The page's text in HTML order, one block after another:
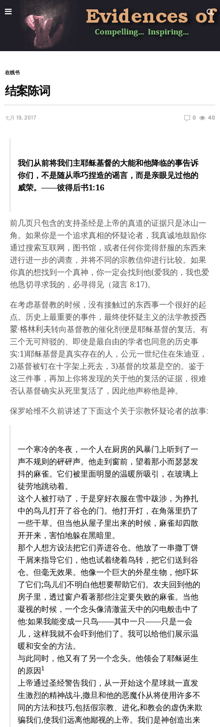
在线书
结案陈词
七月 19, 2017 0 40
我们从前将我们主耶稣基督的大能和他降临的事告诉
你们，不是随从乖巧捏造的谣言，而是亲眼见过他的
威荣。——彼得后书1:16
前几页只包含的支持圣经是上帝的真道的证据只是冰山一
角。如果你是一个追求真相的怀疑论者，我真诚地鼓励你
通过搜索互联网，图书馆，或者任何你觉得舒服的东西来
进行进一步的调查，并将不同的宗教信仰进行比较。如果
你真的想找到一个真神，你一定会找到他(爱我的，我也爱
他恳切寻求我的，必寻得见（箴言 8:17)。
在考虑基督教的时候，没有接触过的东西事一个很好的起
点。历史上最重要的事件，最终使怀疑主义的法学教授西
蒙·格林利夫转向基督教的催化剂便是耶稣基督的复活。有
三个无可辩驳的、即使是最自由的学者也同意的历史事
实:1)耶稣基督是真实存在的人，公元一世纪住在朱迪亚，
2)基督被钉在十字架上死去，3)基督的坟墓是空的。鉴于
这三件事，再加上你将发现的关于他的复活的证据，很难
否认基督确实从死里复活了，因此他声称他是神。
保罗哈维不久前讲述了下面这个关于宗教怀疑论者的故事:
一个寒冷的冬夜，一个人在厨房的风暴门上听到了一
声不规则的砰砰声。他走到窗前，望着那小而瑟瑟发
抖的麻雀。它们被里面明显的温暖所吸引，在玻璃上
徒劳地跳动着。
这个人被打动了，于是穿好衣服在雪中跋涉，为挣扎
中的鸟儿打开了谷仓的门。他打开灯，在角落里扔了
一些干草。但当他从屋子里出来的时候，麻雀却四散
开开来，害怕地躲在黑暗里。
那个人想方设法把它们弄进谷仓。他放了一串撒丁饼
干屑来指导它们，他也试着绕着鸟转，把它们送到谷
仓。但毫无效果。他像一个巨大的外星生物，他吓坏
了它们;鸟儿们不明白他想要帮助它们。农夫回到他的
房子里，透过窗户看著那些注定要失败的麻雀。当他
凝视的时候，一个念头像清澈蓝天中的闪电般击中了
他:如果我能变成一只鸟——其中一只——只是一会
儿，这样我就不会吓到他们了。我可以给他们展示温
暖和安全的方法。
与此同时，他又有了另一个念头。他领会了耶稣诞生
的原因1
上帝通过圣经警告我们，从一开始这个星球就一直发
生激烈的精神战斗,撒旦和他的恶魔仆从将使用许多不
同的方法和技巧,包括假宗教、进化,和教会的虚伪来欺
骗我们,使我们远离他鄙视的上帝。我们是神创造出来